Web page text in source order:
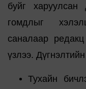
буйг
гомдлыг
саналаар
үзлээ.
Тухайн